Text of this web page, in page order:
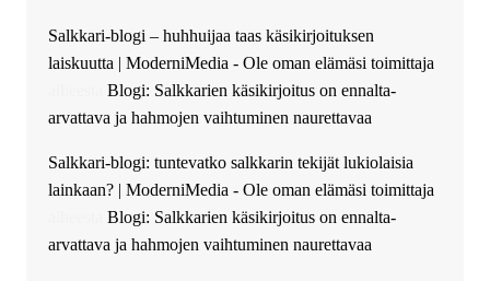
The Admin: High five! You’ve
successfully installed Simple
Ajax Chat.
Salkkari-blogi – huhhuijaa taas käsikirjoituksen
laiskuutta | ModerniMedia - Ole oman elämäsi toimittaja
Blogi: Salkkarien käsikirjoitus on ennalta-
arvattava ja hahmojen vaihtuminen naurettavaa
Salkkari-blogi: tuntevatko salkkarin tekijät lukiolaisia
lainkaan? | ModerniMedia - Ole oman elämäsi toimittaja
Blogi: Salkkarien käsikirjoitus on ennalta-
arvattava ja hahmojen vaihtuminen naurettavaa